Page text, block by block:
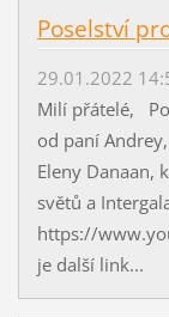
Poselství
29.01.2022
Milí přátelé,
od paní
Eleny Danaan,
světů a
https://
je další link...